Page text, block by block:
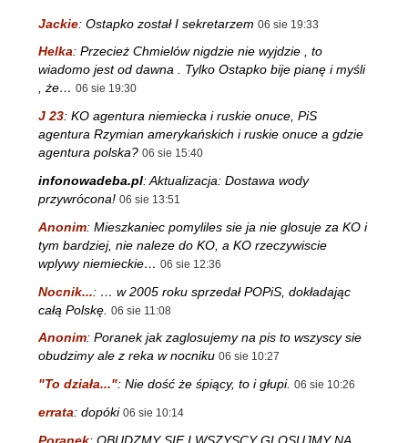
Jackie: Ostapko został I sekretarzem 06 sie 19:33
Helka: Przecież Chmielów nigdzie nie wyjdzie , to
wiadomo jest od dawna . Tylko Ostapko bije pianę i myśli
, że… 06 sie 19:30
J 23: KO agentura niemiecka i ruskie onuce, PiS
agentura Rzymian amerykańskich i ruskie onuce a gdzie
agentura polska? 06 sie 15:40
infonowadeba.pl:Aktualizacja: Dostawa wody
przywrócona! 06 sie 13:51
Anonim: Mieszkaniec pomyliles sie ja nie glosuje za KO i
tym bardziej, nie naleze do KO, a KO rzeczywiscie
wplywy niemieckie… 06 sie 12:36
Nocnik...: … w 2005 roku sprzedał POPiS, dokładając
całą Polskę. 06 sie 11:08
Anonim: Poranek jak zaglosujemy na pis to wszyscy sie
obudzimy ale z reka w nocniku 06 sie 10:27
"To działa...": Nie dość że śpiący, to i głupi. 06 sie 10:26
errata: dopóki 06 sie 10:14